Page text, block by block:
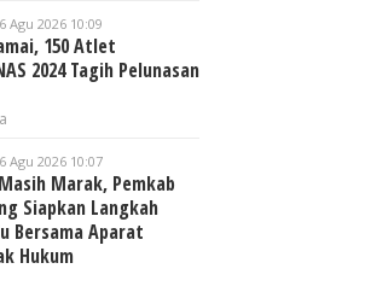
Agu 2026 10:09
150 Atlet
2024 Tagih Pelunasan
Agu 2026 10:07
Marak, Pemkab
Siapkan Langkah
Bersama Aparat
Hukum